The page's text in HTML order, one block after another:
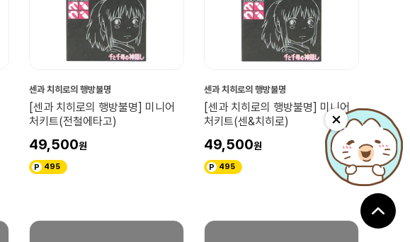
센과 치히로의 행방불명
[센과 치히로의 행방불명] 미니어
처키트(전철에타고)
49,500
495
센과 치히로의 행방불명
[센과 치히로의 행방불명] 미니어
처키트(센&치히로)
49,500
495